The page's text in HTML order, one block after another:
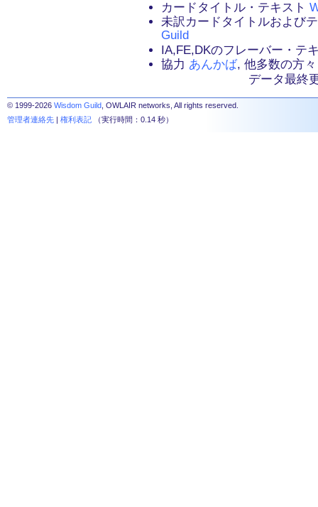
カードタイトル・テキスト
未訳カードタイトルおよび
Guild
IA,FE,DKのフレーバー・テ
協力 あんかば, 他多数の方々
データ最終
© 1999-2026 Wisdom Guild , OWLAIR networks, All rights reserved.
管理者連絡先 | 権利表記 （実行時間：0.14 秒）